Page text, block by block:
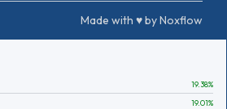
Made with ♥ by Noxflow
19.38%
19.01%